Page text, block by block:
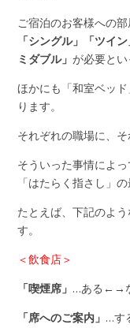
ご宿泊のお客様への
「シングル」「ツイ
ミダブル」 が必要とい
ほかにも「和室ベッ
ります。
それぞれの職場に、そ
そういった事情によ
「はたらく指さし」
たとえば、下記のよ
す。
＜飲食店＞
「喫煙席」 …ある←→
「席へのご案内」 …す